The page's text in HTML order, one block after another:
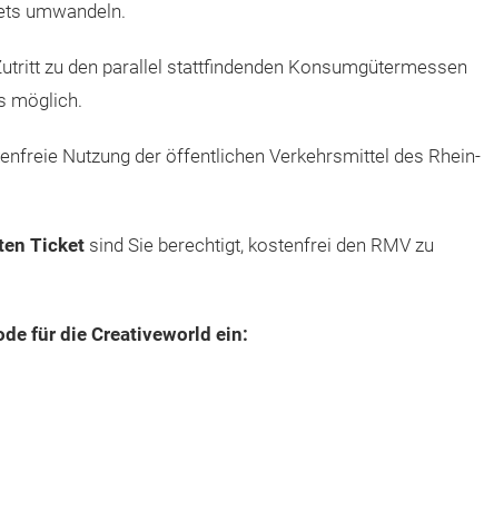
umwandeln.
zu den parallel stattfindenden Konsumgütermessen
möglich.
Nutzung der öffentlichen Verkehrsmittel des Rhein-
Ticket sind Sie berechtigt, kostenfrei den RMV zu
für die Creativeworld ein: